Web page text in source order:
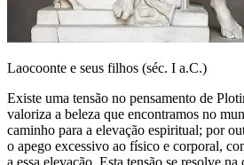
Laocoonte e seus filhos (séc. I a.C.)
Existe uma tensão no pensamento de
valoriza a beleza que encontramos no
caminho para a elevação espiritual; por
o apego excessivo ao físico e corporal,